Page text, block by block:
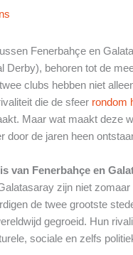
Fenerbahçe en
Derby), behoren tot de
clubs hebben niet
die de sfeer rondom
Maar wat maakt deze
door de jaren heen
van Fenerbahçe en
zijn niet
de twee grootste
gegroeid. Hun
sociale en zelfs